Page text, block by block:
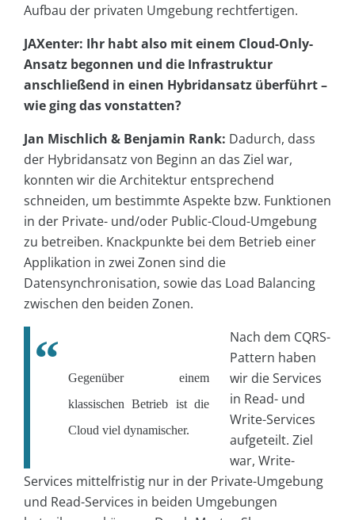
Aufbau der privaten Umgebung rechtfertigen.
JAXenter: Ihr habt also mit einem Cloud-Only-
Ansatz begonnen und die Infrastruktur
anschließend in einen Hybridansatz überführt –
wie ging das vonstatten?
Jan Mischlich & Benjamin Rank: Dadurch, dass
der Hybridansatz von Beginn an das Ziel war,
konnten wir die Architektur entsprechend
schneiden, um bestimmte Aspekte bzw. Funktionen
in der Private- und/oder Public-Cloud-Umgebung
zu betreiben. Knackpunkte bei dem Betrieb einer
Applikation in zwei Zonen sind die
Datensynchronisation, sowie das Load Balancing
zwischen den beiden Zonen.
Gegenüber einem
klassischen Betrieb ist die
Cloud viel dynamischer.
Nach dem CQRS-
Pattern haben
wir die Services
in Read- und
Write-Services
aufgeteilt. Ziel
war, Write-
Services mittelfristig nur in der Private-Umgebung
und Read-Services in beiden Umgebungen